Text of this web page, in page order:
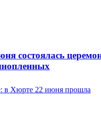
состоялась